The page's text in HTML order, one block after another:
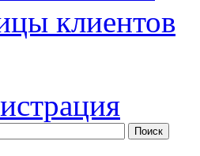
клиентов
Поиск